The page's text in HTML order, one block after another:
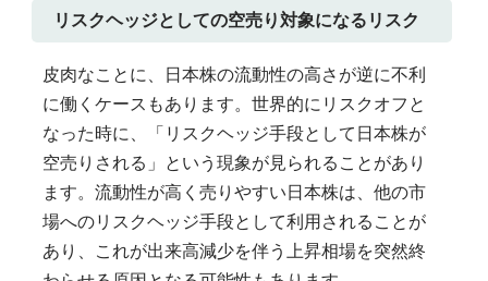
リスクヘッジとしての空売り対象になるリスク
皮肉なことに、日本株の流動性の高さが逆に不利
に働くケースもあります。世界的にリスクオフと
なった時に、「リスクヘッジ手段として日本株が
空売りされる」という現象が見られることがあり
ます。流動性が高く売りやすい日本株は、他の市
場へのリスクヘッジ手段として利用されることが
あり、これが出来高減少を伴う上昇相場を突然終